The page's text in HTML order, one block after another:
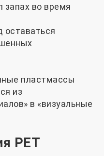
запах во время
пластмассы
из
в «визуальные
PET